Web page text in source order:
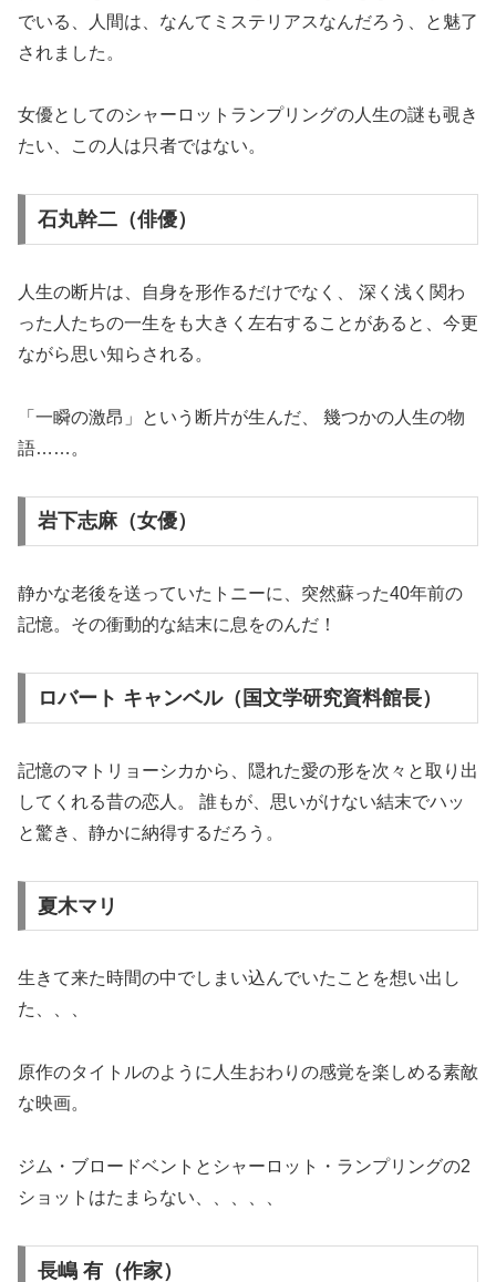
でいる、人間は、なんてミステリアスなんだろう、と魅了
されました。
女優としてのシャーロットランプリングの人生の謎も覗き
たい、この人は只者ではない。
石丸幹二（俳優）
人生の断片は、自身を形作るだけでなく、 深く浅く関わ
った人たちの一生をも大きく左右することがあると、今更
ながら思い知らされる。
「一瞬の激昂」という断片が生んだ、 幾つかの人生の物
語……。
岩下志麻（女優）
静かな老後を送っていたトニーに、突然蘇った40年前の
記憶。その衝動的な結末に息をのんだ！
ロバート キャンベル（国文学研究資料館長）
記憶のマトリョーシカから、隠れた愛の形を次々と取り出
してくれる昔の恋人。 誰もが、思いがけない結末でハッ
と驚き、静かに納得するだろう。
夏木マリ
生きて来た時間の中でしまい込んでいたことを想い出し
た、、、
原作のタイトルのように人生おわりの感覚を楽しめる素敵
な映画。
ジム・ブロードベントとシャーロット・ランプリングの2
ショットはたまらない、、、、、
長嶋 有（作家）